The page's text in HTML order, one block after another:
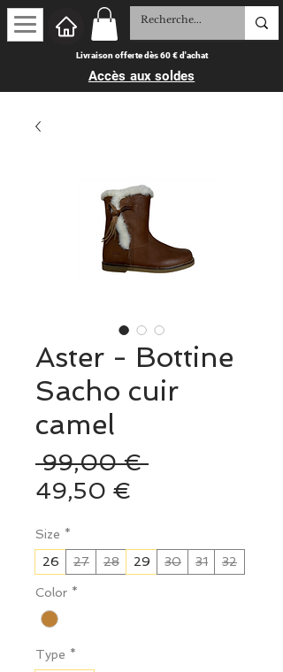
Livraison offerte dès 60 € d'achat
Accès aux soldes
Aster - Bottine
Sacho cuir
camel
99,00 € Prix
49,50 €
Size *
26
27 28 29 30 31 32
Color *
Type *